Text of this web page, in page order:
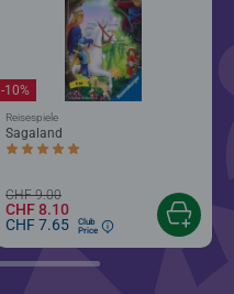
Sagaland
Durchschnittliche Bewertung 5.0 von 5
-10%
Reisespiele
CHF 9.00
CHF 8.10
CHF 7.65
Club
Price